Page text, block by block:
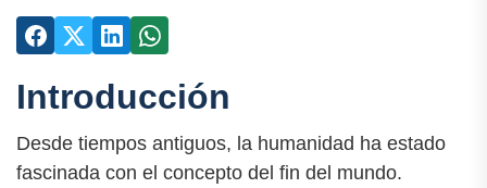
Introducción
Desde tiempos antiguos, la humanidad ha estado
fascinada con el concepto del fin del mundo.